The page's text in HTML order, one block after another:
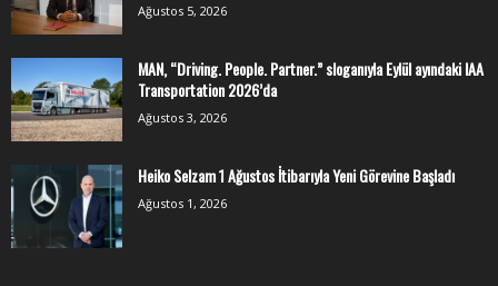
Ağustos 5, 2026
MAN, “Driving. People. Partner.” sloganıyla Eylül ayındaki IAA
Transportation 2026’da
Ağustos 3, 2026
Heiko Selzam 1 Ağustos İtibarıyla Yeni Görevine Başladı
Ağustos 1, 2026